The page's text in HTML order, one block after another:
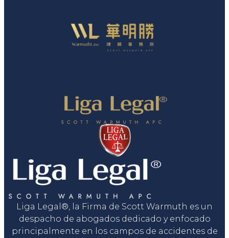
Liga Legal®, la Firma de Scott Warmuth es un
despacho de abogados dedicado y enfocado
principalmente en los campos de accidentes de